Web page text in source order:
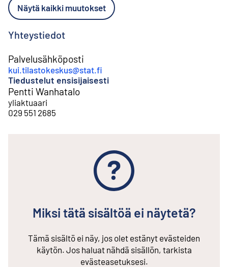
Näytä kaikki muutokset
Yhteystiedot
Palvelusähköposti
kui.tilastokeskus@stat.fi
Tiedustelut ensisijaisesti
Pentti Wanhatalo
yliaktuaari
029 551 2685
Miksi tätä sisältöä ei näytetä?
Tämä sisältö ei näy, jos olet estänyt evästeiden
käytön. Jos haluat nähdä sisällön, tarkista
evästeasetuksesi.